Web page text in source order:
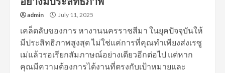
admin July 11, 2025
เคล็ดลับของการ หางานนครราชสีมา ในยุคปัจจุบันให้
มีประสิทธิภาพสูงสุด ไม่ใช่แค่การที่คุณทำเพียงส่งเรซู
เม่แล้วรอเรียกสัมภาษณ์อย่างเดียวอีกต่อไป แต่หาก
คุณมีความต้องการได้งานที่ตรงกับเป้าหมายและ